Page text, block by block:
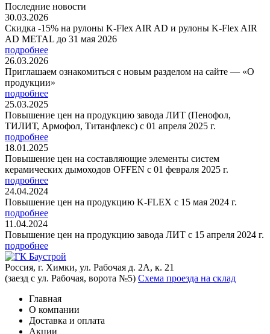
Последние новости
30.03.2026
Скидка -15% на рулоны K-Flex AIR AD и рулоны K-Flex AIR
AD METAL до 31 мая 2026
подробнее
26.03.2026
Приглашаем ознакомиться с новым разделом на сайте — «О
продукции»
подробнее
25.03.2025
Повышение цен на продукцию завода ЛИТ (Пенофол,
ТИЛИТ, Армофол, Титанфлекс) с 01 апреля 2025 г.
подробнее
18.01.2025
Повышение цен на составляющие элементы систем
керамических дымоходов OFFEN с 01 февраля 2025 г.
подробнее
24.04.2024
Повышение цен на продукцию K-FLEX с 15 мая 2024 г.
подробнее
11.04.2024
Повышение цен на продукцию завода ЛИТ с 15 апреля 2024 г.
подробнее
Россия, г. Химки, ул. Рабочая д. 2А, к. 21
(заезд с ул. Рабочая, ворота №5) Схема проезда на склад
Главная
О компании
Доставка и оплата
Акции